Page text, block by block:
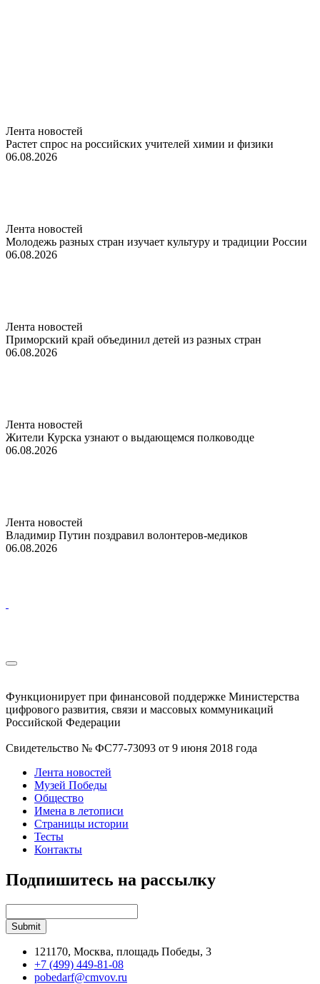
Лента новостей
Растет спрос на российских учителей химии и физики
06.08.2026
Лента новостей
Молодежь разных стран изучает культуру и традиции России
06.08.2026
Лента новостей
Приморский край объединил детей из разных стран
06.08.2026
Лента новостей
Жители Курска узнают о выдающемся полководце
06.08.2026
Лента новостей
Владимир Путин поздравил волонтеров-медиков
06.08.2026
Функционирует при финансовой поддержке Министерства
цифрового развития, связи и массовых коммуникаций
Российской Федерации
Свидетельство № ФС77-73093 от 9 июня 2018 года
Лента новостей
Музей Победы
Общество
Имена в летописи
Страницы истории
Тесты
Контакты
Подпишитесь на рассылку
121170, Москва, площадь Победы, 3
+7 (499) 449-81-08
pobedarf@cmvov.ru